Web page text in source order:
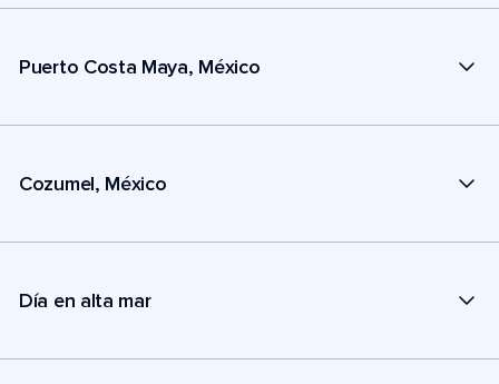
Puerto Costa Maya, México
Cozumel, México
Día en alta mar